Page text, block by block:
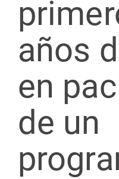
años
en
de un